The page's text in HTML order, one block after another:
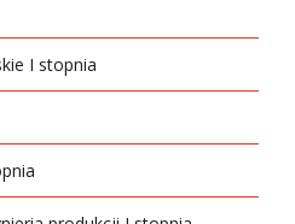
I stopnia